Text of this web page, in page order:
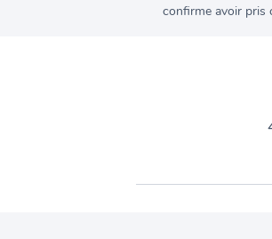
confirme avoir pris